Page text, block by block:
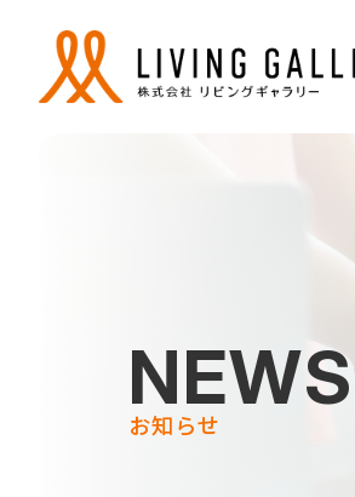
NEWS
お知らせ